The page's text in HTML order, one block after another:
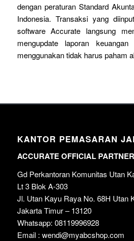
dengan peraturan Standard
Indonesia. Transaksi yang
software Accurate langsung
mengupdate laporan
menggunakan tidak harus paham
KANTOR PEMASARAN
ACCURATE OFFICIAL PARTNER
Gd Perkantoran Komunitas Utan
Lt 3 Blok A-303
Jl. Utan Kayu Raya No. 68H Utan
Jakarta Timur – 13120
Whatsapp: 08119996928
Email : wendi@myabcshop.com